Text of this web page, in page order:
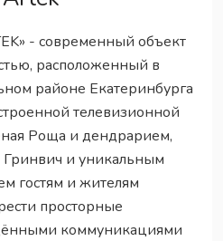
- современный объект
расположенный в
районе Екатеринбурга
телевизионной
Роща и дендрарием,
и уникальным
гостям и жителям
просторные
коммуникациями